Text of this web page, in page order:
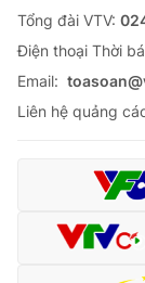
Tổng đài VTV:
Ðiện thoại Thời
Email:
Liên hệ quảng